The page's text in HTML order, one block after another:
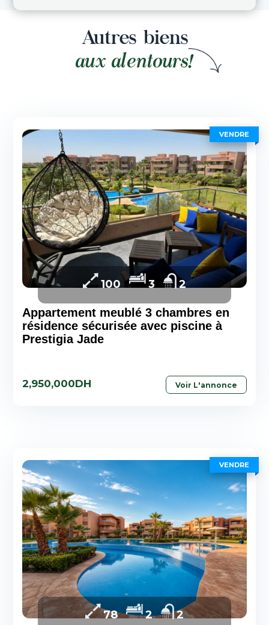
Autres biens
aux alentours!
VENDRE
Appartement meublé 3 chambres en
résidence sécurisée avec piscine à
Prestigia Jade
2,950,000DH Voir L'annonce
100 3 2
VENDRE
78 2 2